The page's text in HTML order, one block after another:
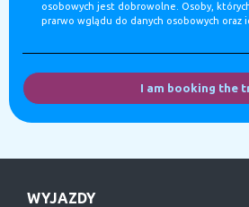
osobowych jest dobrowolne. Osoby,
prarwo wglądu do danych osobowych oraz
I am booking the
WYJAZDY